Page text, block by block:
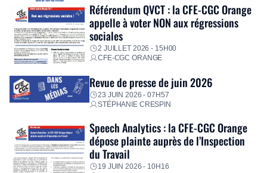
Référendum QVCT : la CFE-CGC Orange
appelle à voter NON aux régressions
sociales
2 JUILLET 2026 - 15H00
CFE-CGC ORANGE
Revue de presse de juin 2026
23 JUIN 2026 - 07H57
STÉPHANIE CRESPIN
Speech Analytics : la CFE-CGC Orange
dépose plainte auprès de l’Inspection
du Travail
19 JUIN 2026 - 10H16